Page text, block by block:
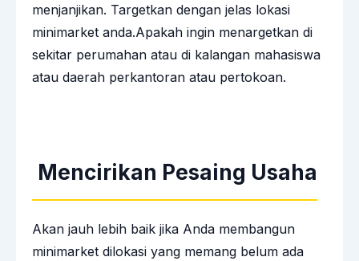
menjanjikan. Targetkan dengan jelas lokasi
minimarket anda.Apakah ingin menargetkan di
sekitar perumahan atau di kalangan mahasiswa
atau daerah perkantoran atau pertokoan.
Mencirikan Pesaing Usaha
Akan jauh lebih baik jika Anda membangun
minimarket dilokasi yang memang belum ada